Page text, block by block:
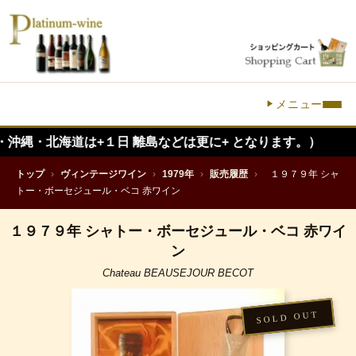
メニュー
は+１日 離島などは更に+ となります。）
トップ › ヴィンテージワイン › 1979年 › 販売履歴 ›
１９７９年 シャ
トー・ボーセジュール・ベコ 赤ワイン
１９７９年 シャトー・ボーセジュール・ベコ 赤ワイ
ン
Chateau BEAUSEJOUR BECOT